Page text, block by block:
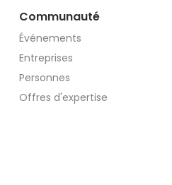
Communauté
Événements
Entreprises
Personnes
Offres d'expertise